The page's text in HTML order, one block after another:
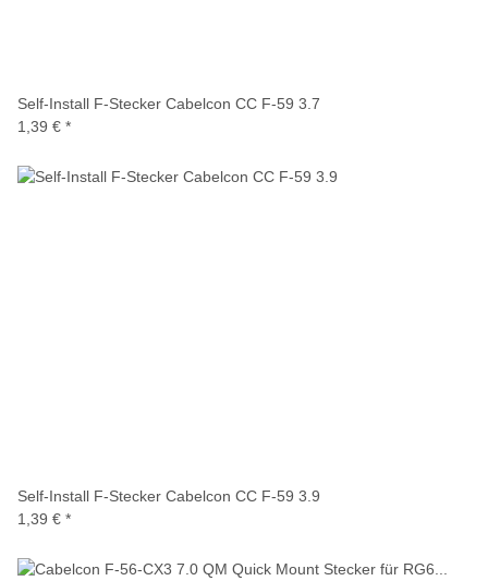
Self-Install F-Stecker Cabelcon CC F-59 3.7
1,39 € *
Self-Install F-Stecker Cabelcon CC F-59 3.9
1,39 € *